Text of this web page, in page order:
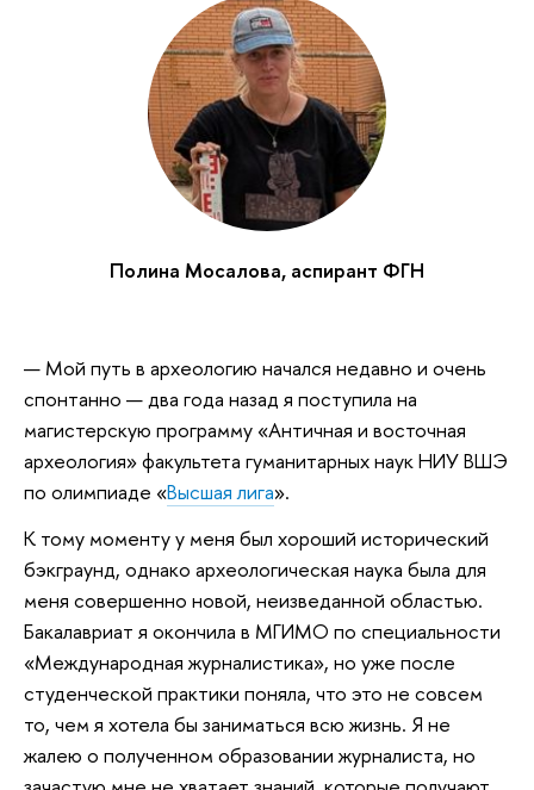
Полина Мосалова, аспирант ФГН
— Мой путь в археологию начался недавно и очень
спонтанно — два года назад я поступила на
магистерскую программу «Античная и восточная
археология» факультета гуманитарных наук НИУ ВШЭ
по олимпиаде «Высшая лига».
К тому моменту у меня был хороший исторический
бэкграунд, однако археологическая наука была для
меня совершенно новой, неизведанной областью.
Бакалавриат я окончила в МГИМО по специальности
«Международная журналистика», но уже после
студенческой практики поняла, что это не совсем
то, чем я хотела бы заниматься всю жизнь. Я не
жалею о полученном образовании журналиста, но